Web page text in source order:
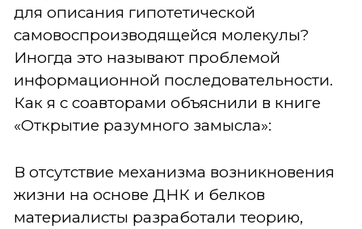
для описания гипотетической
самовоспроизводящейся молекулы?
Иногда это называют проблемой
информационной последовательности.
Как я с соавторами объяснили в книге
«Открытие разумного замысла»:
В отсутствие механизма возникновения
жизни на основе ДНК и белков
материалисты разработали теорию,